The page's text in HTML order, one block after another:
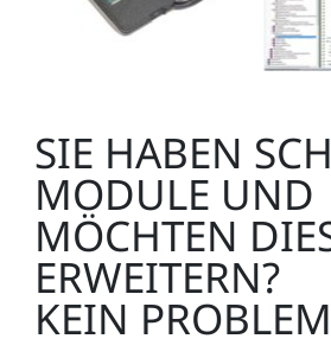
CO4204-4B
SIE HABEN
MODULE UND
MÖCHTEN
ERWEITERN?
KEIN